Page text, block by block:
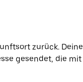
zurück. Deine
gesendet, die mit